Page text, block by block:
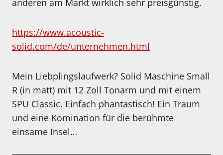
anderen am Markt wirklich sehr preisgünstig.
https://www.acoustic-
solid.com/de/unternehmen.html
Mein Liebplingslaufwerk? Solid Maschine Small
R (in matt) mit 12 Zoll Tonarm und mit einem
SPU Classic. Einfach phantastisch! Ein Traum
und eine Komination für die berühmte
einsame Insel…